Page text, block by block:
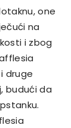
one
na
i zbog
druge
budući da